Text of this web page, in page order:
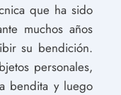
que ha sido
muchos años
su bendición.
personales,
bendita y luego